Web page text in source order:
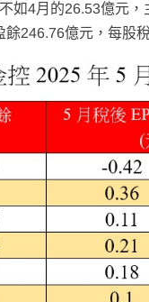
如4月的26.53億元
246.76億元，每股